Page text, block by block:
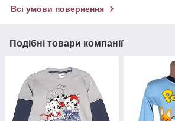
Всі умови повернення
Подібні товари компанії